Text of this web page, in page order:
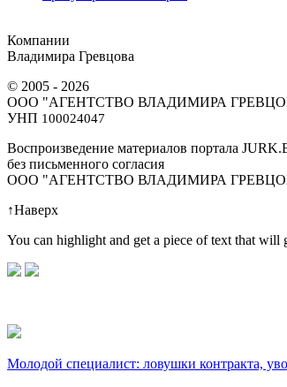
Компании
Владимира Гревцова
© 2005 - 2026
ООО "АГЕНТСТВО ВЛАДИМИРА
УНП 100024047
Воспроизведение материалов портала
без письменного согласия
OOO "АГЕНТСТВО ВЛАДИМИРА
↑Наверх
You can highlight and get a piece of text that will
Молодой специалист: ловушки контракта,